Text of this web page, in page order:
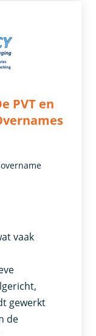
PVT en
vaak
gewerkt
de